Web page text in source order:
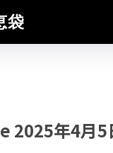
袋
2025年4月